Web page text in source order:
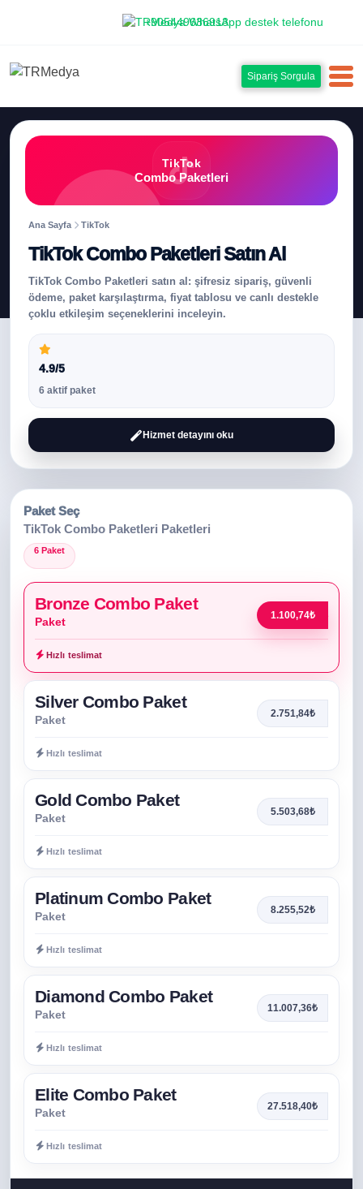
+905449636913
Sipariş Sorgula
TikTok
Combo Paketleri
Ana Sayfa TikTok
TikTok Combo Paketleri Satın Al
TikTok Combo Paketleri satın al: şifresiz sipariş, güvenli
ödeme, paket karşılaştırma, fiyat tablosu ve canlı destekle
çoklu etkileşim seçeneklerini inceleyin.
4.9/5
6 aktif paket
Hizmet detayını oku
Paket Seç
TikTok Combo Paketleri Paketleri
6 Paket
Bronze Combo Paket
Paket 1.100,74₺
Hızlı teslimat
Silver Combo Paket
Paket 2.751,84₺
Hızlı teslimat
Gold Combo Paket
Paket 5.503,68₺
Hızlı teslimat
Platinum Combo Paket
Paket 8.255,52₺
Hızlı teslimat
Diamond Combo Paket
Paket 11.007,36₺
Hızlı teslimat
Elite Combo Paket
Paket 27.518,40₺
Hızlı teslimat